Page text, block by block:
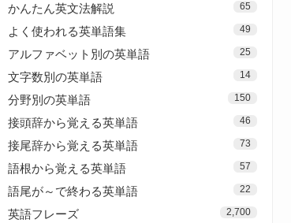
かんたん英文法解説 65
よく使われる英単語集 49
アルファベット別の英単語 25
文字数別の英単語 14
分野別の英単語 150
接頭辞から覚える英単語 46
接尾辞から覚える英単語 73
語根から覚える英単語 57
語尾が～で終わる英単語 22
英語フレーズ 2,700